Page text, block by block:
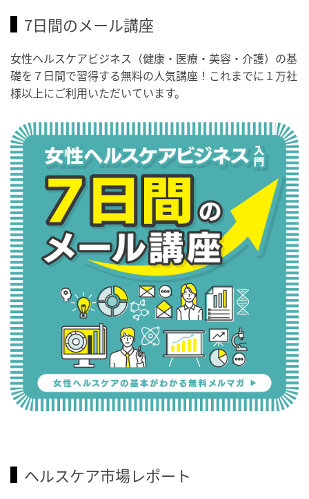
7日間のメール講座
女性ヘルスケアビジネス（健康・医療・美容・介護）の基
礎を７日間で習得する無料の人気講座！これまでに１万社
様以上にご利用いただいています。
ヘルスケア市場レポート